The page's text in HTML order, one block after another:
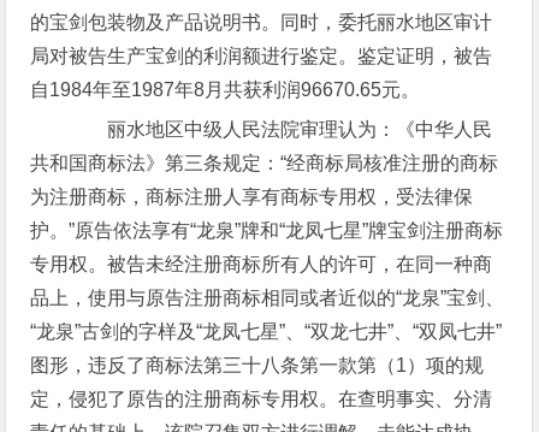
的宝剑包装物及产品说明书。同时，委托丽水地区审计
局对被告生产宝剑的利润额进行鉴定。鉴定证明，被告
自1984年至1987年8月共获利润96670.65元。
丽水地区中级人民法院审理认为：《中华人民
共和国商标法》第三条规定：“经商标局核准注册的商标
为注册商标，商标注册人享有商标专用权，受法律保
护。”原告依法享有“龙泉”牌和“龙凤七星”牌宝剑注册商标
专用权。被告未经注册商标所有人的许可，在同一种商
品上，使用与原告注册商标相同或者近似的“龙泉”宝剑、
“龙泉”古剑的字样及“龙凤七星”、“双龙七井”、“双凤七井”
图形，违反了商标法第三十八条第一款第（1）项的规
定，侵犯了原告的注册商标专用权。在查明事实、分清